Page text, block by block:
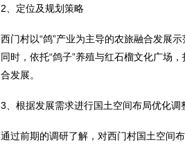
2、定位及规划策略
西门村以“鸽”产业为主导的农旅融合发展
同时，依托“鸽子”养殖与红石榴文化广场
合发展。
3、根据发展需求进行国土空间布局优化调
通过前期的调研了解，对西门村国土空间